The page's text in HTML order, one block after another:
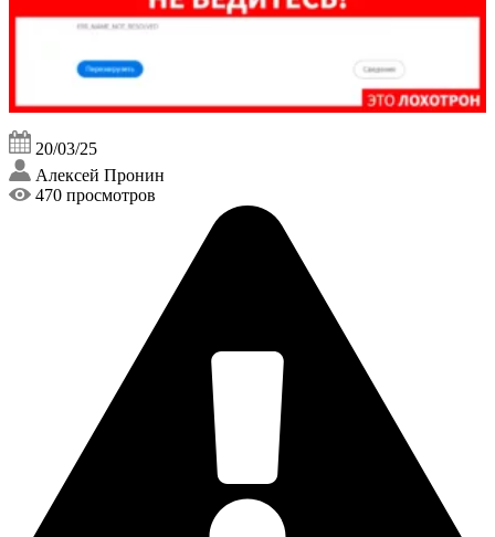
20/03/25
Алексей Пронин
470 просмотров